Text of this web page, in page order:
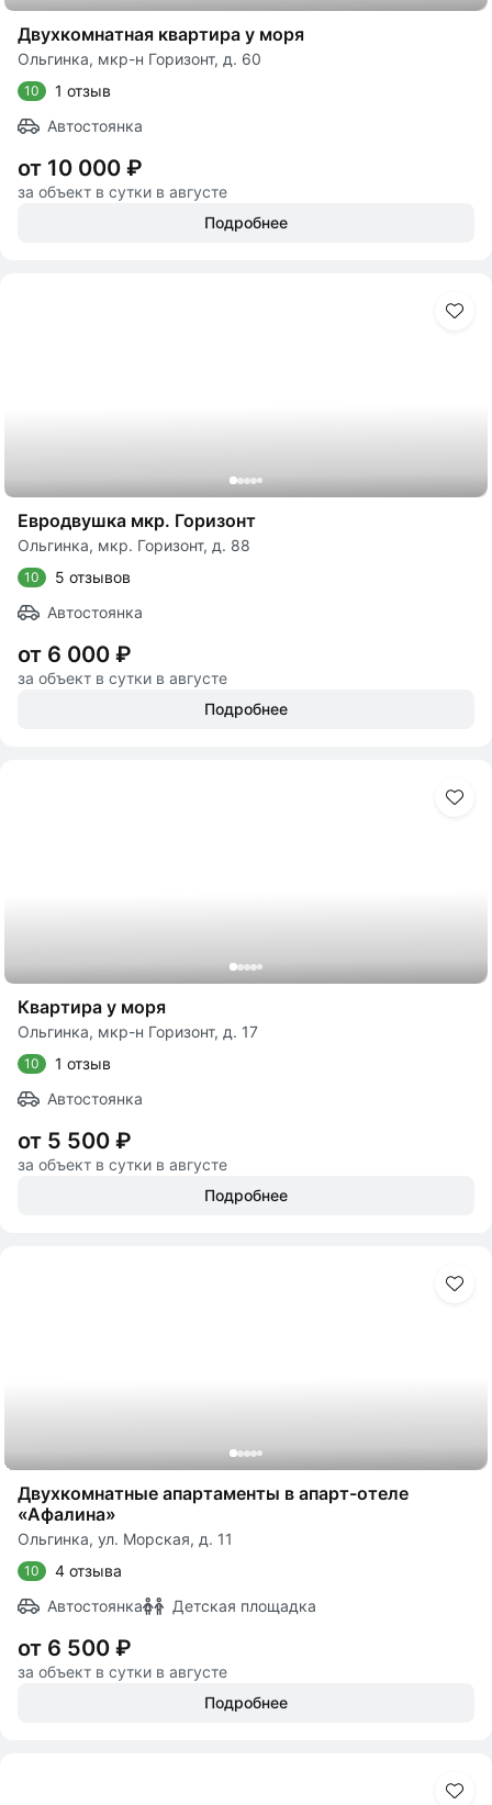
Двухкомнатная квартира у моря
Ольгинка, мкр-н Горизонт, д. 60
10
1 отзыв
Автостоянка
от 10 000 ₽
за объект в сутки в августе
Подробнее
Евродвушка мкр. Горизонт
Ольгинка, мкр. Горизонт, д. 88
10
5 отзывов
Автостоянка
от 6 000 ₽
за объект в сутки в августе
Подробнее
Квартира у моря
Ольгинка, мкр-н Горизонт, д. 17
10
1 отзыв
Автостоянка
от 5 500 ₽
за объект в сутки в августе
Подробнее
Двухкомнатные апартаменты в апарт-отеле
«Афалина»
Ольгинка, ул. Морская, д. 11
10
4 отзыва
Автостоянка
Детская площадка
от 6 500 ₽
за объект в сутки в августе
Подробнее